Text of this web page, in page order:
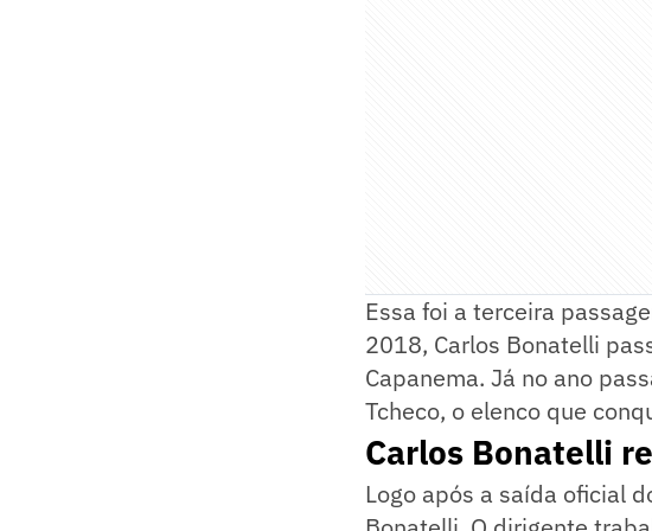
Essa foi a terceira
2018, Carlos Bonatelli
Capanema. Já no ano
Tcheco, o elenco que
Carlos Bonatelli
Logo após a saída oficial